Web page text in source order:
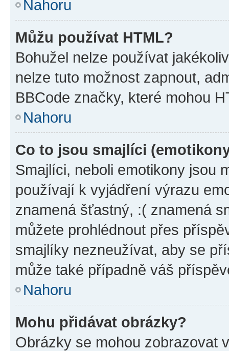
Nahoru
Můžu používat HTML?
Bohužel nelze používat
nelze tuto možnost zapnout,
BBCode značky, které mohou
Nahoru
Co to jsou smajlíci
Smajlíci, neboli emotikony jsou
používají k vyjádření výrazu
znamená šťastný, :( znamená
můžete prohlédnout přes
smajlíky nezneužívat, aby se
může také případně váš
Nahoru
Mohu přidávat obrázky?
Obrázky se mohou zobrazovat